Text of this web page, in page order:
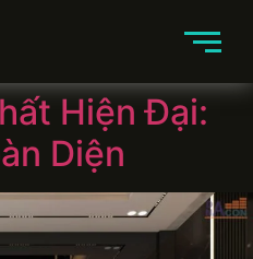
Hiện Đại:
Diện